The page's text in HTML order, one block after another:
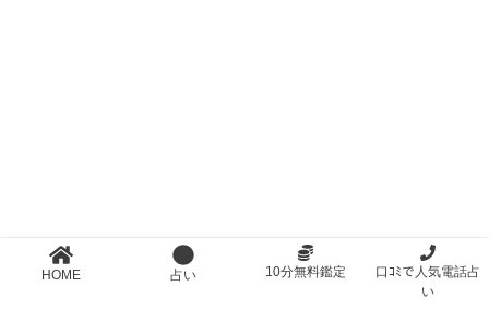
HOME 占い 10分無料鑑定
口ｺﾐで人気電話占
い